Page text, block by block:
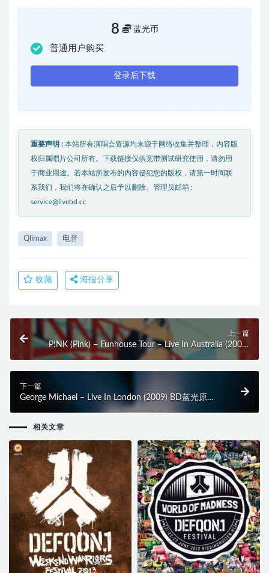
8 蓝光币
普通用户购买
登录后下载
重要声明 : 本站所有演唱会资源均来源于网络收集并整理，内容版
权归属唱片公司所有。下载链接仅供宽带测试研究使用，请勿用
于商业用途。若本站所发布的内容侵犯您的版权，请第一时间联
系我们，我们将在确认之后予以删除。管理员邮箱 :
service@livebd.cc
Qlimax 电音
收藏 海报分享
上一篇
P!NK (Pink) – Funhouse Tour – Live In Australia (2009)
BD蓝光原盘 41.4G
下一篇
George Michael – Live In London (2009) BD蓝光原盘
相关文章